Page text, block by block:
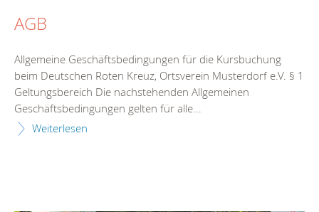
AGB
Allgemeine Geschäftsbedingungen für die Kursbuchung
beim Deutschen Roten Kreuz, Ortsverein Musterdorf e.V. § 1
Geltungsbereich Die nachstehenden Allgemeinen
Geschäftsbedingungen gelten für alle...
Weiterlesen